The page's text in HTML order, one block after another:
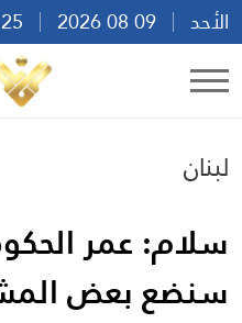
الأحد
لبنان
سلام: عمر
سنضع بعض